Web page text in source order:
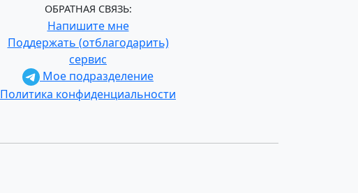
ОБРАТНАЯ СВЯЗЬ:
Напишите мне
Поддержать (отблагодарить)
сервис
Мое подразделение
Политика конфиденциальности